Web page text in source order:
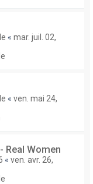
« mar. juil. 02,
« ven. mai 24,
Real Women
« ven. avr. 26,